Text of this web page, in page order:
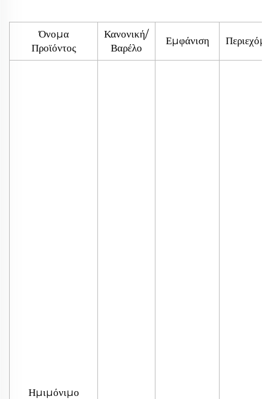
Όνομα
Προϊόντος
Κανονική/
Βαρέλο
Εμφάνιση
Ημιμόνιμο